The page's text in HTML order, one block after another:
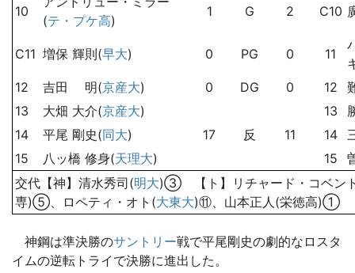
10
(テ・プケ高)
1 G 2 C10
C11 増保 輝則(早大) 0 PG 0 11
12
吉田 明(京産大) 0 DG 0 12
13
大畑 大介(京産大) 13
14
平尾 剛史(同大) 17 反 11 14
15
八ッ橋 修身(天理大) 15
交代【神】清水秀司(明大)③ 【ト】リチャード・コベン
専)⑤、ロペティ・オト(大東大)⑪、山本正人(栄徳高)①
神鋼は準決勝のサントリー戦で平尾剛史の劇的なロスタ
イムの逆転トライで決勝に進出した。